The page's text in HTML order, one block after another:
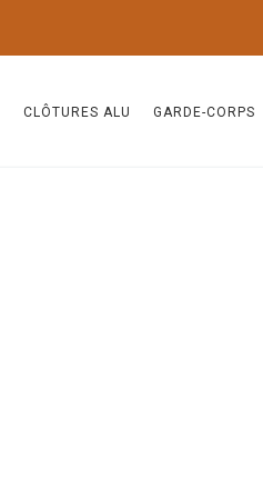
CLÔTURES ALU GARDE-CORPS